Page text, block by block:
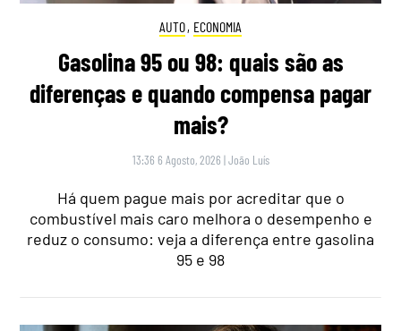
AUTO, ECONOMIA
Gasolina 95 ou 98: quais são as
diferenças e quando compensa pagar
mais?
13:36 6 Agosto, 2026 |João Luís
Há quem pague mais por acreditar que o
combustível mais caro melhora o desempenho e
reduz o consumo: veja a diferença entre gasolina
95 e 98